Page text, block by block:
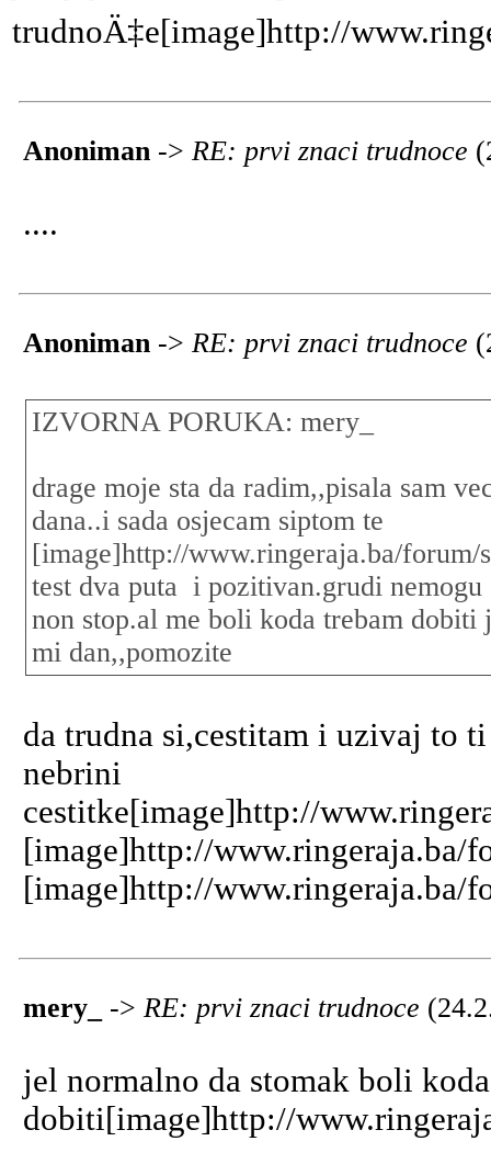
trudnoÄ‡e[image]http://
Anoniman -> RE: prvi znaci trudnoce
....
Anoniman -> RE: prvi znaci trudnoce
IZVORNA PORUKA: mery_
drage moje sta da radim,,pisala sam
dana..i sada osjecam siptom te
[image]http://www.ringeraja.ba/
test dva puta i pozitivan.grudi
non stop.al me boli koda trebam
mi dan,,pomozite
da trudna si,cestitam i uzivaj to
nebrini
cestitke[image]http://
[image]http://www.ringeraja.ba/
[image]http://www.ringeraja.ba/
mery_ -> RE: prvi znaci trudnoce
jel normalno da stomak boli
dobiti[image]http://